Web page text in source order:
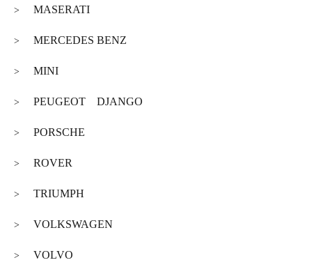
> MASERATI
> MERCEDES BENZ
> MINI
> PEUGEOT DJANGO
> PORSCHE
> ROVER
> TRIUMPH
> VOLKSWAGEN
> VOLVO